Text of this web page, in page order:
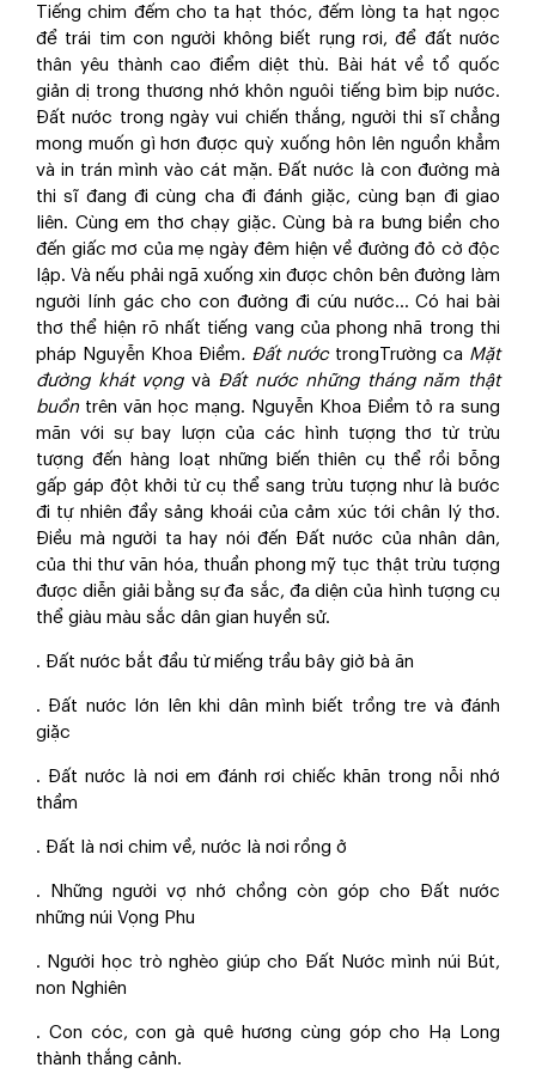
Tiếng chim đếm cho ta hạt thóc, đếm lòng ta hạt ngọc
để trái tim con người không biết rụng rơi, để đất nước
thân yêu thành cao điểm diệt thù. Bài hát về tổ quốc
giản dị trong thương nhớ khôn nguôi tiếng bìm bịp nước.
Đất nước trong ngày vui chiến thắng, người thi sĩ chẳng
mong muốn gì hơn được quỳ xuống hôn lên nguồn khẳm
và in trán mình vào cát mặn. Đất nước là con đường mà
thi sĩ đang đi cùng cha đi đánh giặc, cùng bạn đi giao
liên. Cùng em thơ chạy giặc. Cùng bà ra bưng biền cho
đến giấc mơ của mẹ ngày đêm hiện về đường đỏ cờ độc
lập. Và nếu phải ngã xuống xin được chôn bên đường làm
người lính gác cho con đường đi cứu nước… Có hai bài
thơ thể hiện rõ nhất tiếng vang của phong nhã trong thi
pháp Nguyễn Khoa Điềm. Đất nước trongTrường ca Mặt
đường khát vọngvà Đất nước những tháng năm thật
buồn trên văn học mạng. Nguyễn Khoa Điềm tỏ ra sung
mãn với sự bay lượn của các hình tượng thơ từ trừu
tượng đến hàng loạt những biến thiên cụ thể rồi bỗng
gấp gáp đột khởi từ cụ thể sang trừu tượng như là bước
đi tự nhiên đầy sảng khoái của cảm xúc tới chân lý thơ.
Điều mà người ta hay nói đến Đất nước của nhân dân,
của thi thư văn hóa, thuần phong mỹ tục thật trừu tượng
được diễn giải bằng sự đa sắc, đa diện của hình tượng cụ
thể giàu màu sắc dân gian huyền sử.
. Đất nước bắt đầu từ miếng trầu bây giờ bà ăn
. Đất nước lớn lên khi dân mình biết trồng tre và đánh
giặc
. Đất nước là nơi em đánh rơi chiếc khăn trong nỗi nhớ
thầm
. Đất là nơi chim về, nước là nơi rồng ở
. Những người vợ nhớ chồng còn góp cho Đất nước
những núi Vọng Phu
. Người học trò nghèo giúp cho Đất Nước mình núi Bút,
non Nghiên
. Con cóc, con gà quê hương cùng góp cho Hạ Long
thành thắng cảnh.